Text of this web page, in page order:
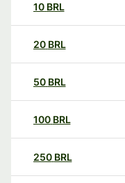
10 BRL
20 BRL
50 BRL
100 BRL
250 BRL